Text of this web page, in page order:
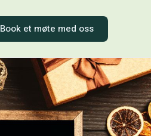
Book et møte med oss